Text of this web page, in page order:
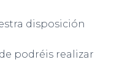
disposición
podréis realizar